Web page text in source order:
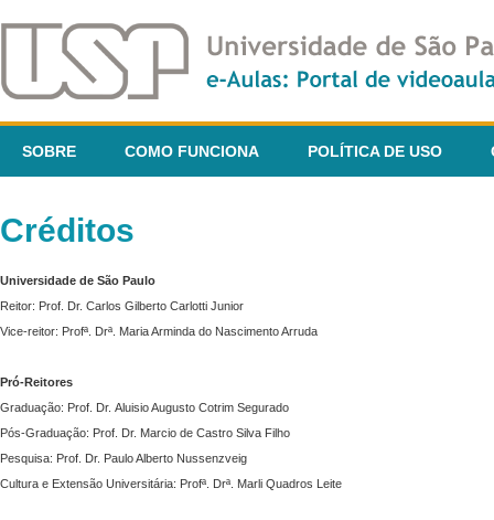
SOBRE COMO FUNCIONA POLÍTICA DE USO
Créditos
Universidade de São Paulo
Reitor: Prof. Dr. Carlos Gilberto Carlotti Junior
Vice-reitor: Profª. Drª. Maria Arminda do Nascimento Arruda
Pró-Reitores
Graduação: Prof. Dr. Aluisio Augusto Cotrim Segurado
Pós-Graduação: Prof. Dr. Marcio de Castro Silva Filho
Pesquisa: Prof. Dr. Paulo Alberto Nussenzveig
Cultura e Extensão Universitária: Profª. Drª. Marli Quadros Leite